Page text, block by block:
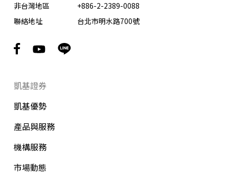
非台灣地區
+886-2-2389-0088
聯絡地址
台北市明水路700號
凱基證券
凱基優勢
產品與服務
機構服務
市場動態